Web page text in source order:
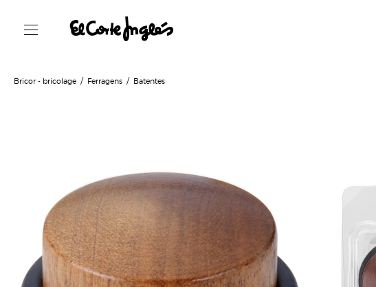
Bricor - bricolage Ferragens Batentes